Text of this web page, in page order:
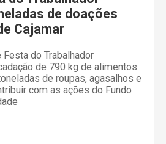
de doações
Cajamar
do Trabalhador
de 790 kg de alimentos
de roupas, agasalhos e
com as ações do Fundo